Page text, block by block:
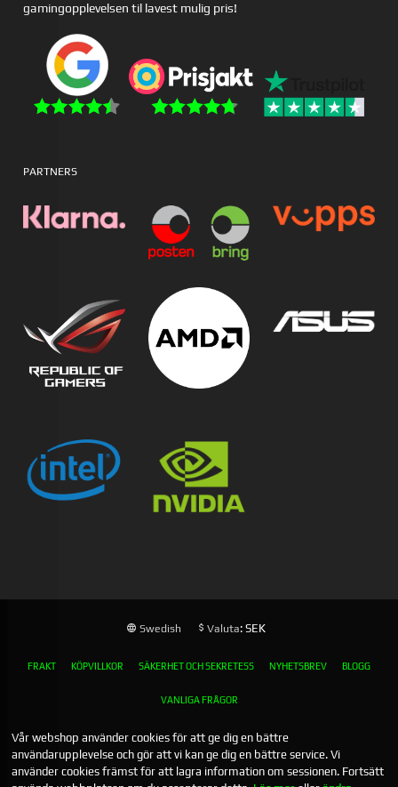
gamingopplevelsen til lavest mulig pris!
PARTNERS
Swedish Valuta: SEK
FRAKT KÖPVILLKOR SÄKERHET OCH SEKRETESS NYHETSBREV BLOGG
VANLIGA FRÅGOR
Vår webshop använder cookies för att ge dig en bättre
användarupplevelse och gör att vi kan ge dig en bättre service. Vi
använder cookies främst för att lagra information om sessionen. Fortsätt